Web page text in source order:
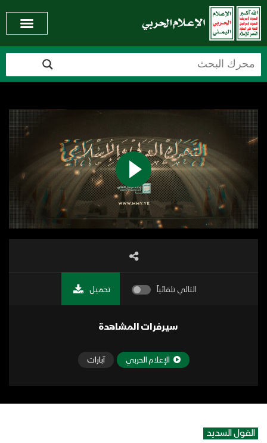
التالي تلقائياً تحميل
سيرفرات المشاهدة
الإعلام الحربي آبارات
القول السديد